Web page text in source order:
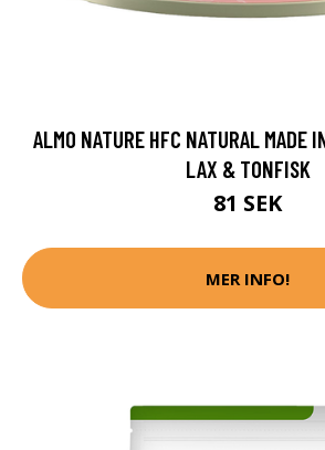
ALMO NATURE HFC NATURAL MADE
LAX & TONFISK
81 SEK
MER INFO!